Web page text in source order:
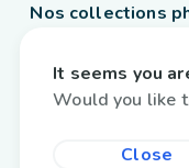
Nos collections
France / Français
It seems you
Would you like
Close